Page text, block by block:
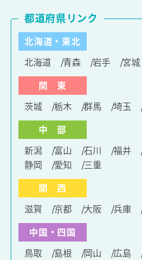
北海道・東北
北海道
青森 岩手 宮城
関 東
茨城
栃木 群馬 埼玉
中 部
新潟
富山 石川 福井
静岡
愛知
三重
関 西
滋賀
京都 大阪 兵庫
中国・四国
鳥取
島根 岡山 広島
都道府県リンク